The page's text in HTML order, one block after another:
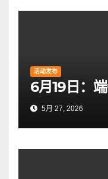
活动发布
6月19日：
5月 27, 2026